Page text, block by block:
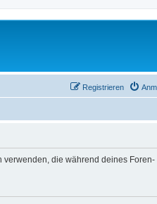
Registrieren
verwenden, die während deines Foren-